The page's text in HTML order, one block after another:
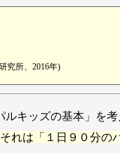
究所、2016年)
キッズの基本」を考
れは「１日９０分の